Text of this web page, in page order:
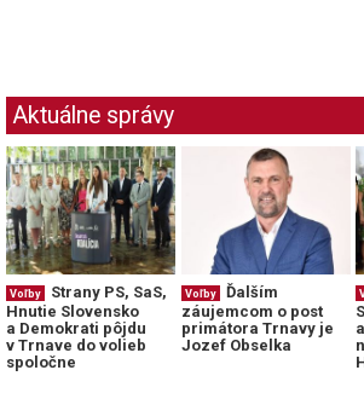
Aktuálne správy
Voľby
Strany PS, SaS,
Hnutie Slovensko
a Demokrati pôjdu
v Trnave do volieb
spoločne
Voľby
Ďalším
záujemcom o post
primátora Trnavy je
Jozef Obselka